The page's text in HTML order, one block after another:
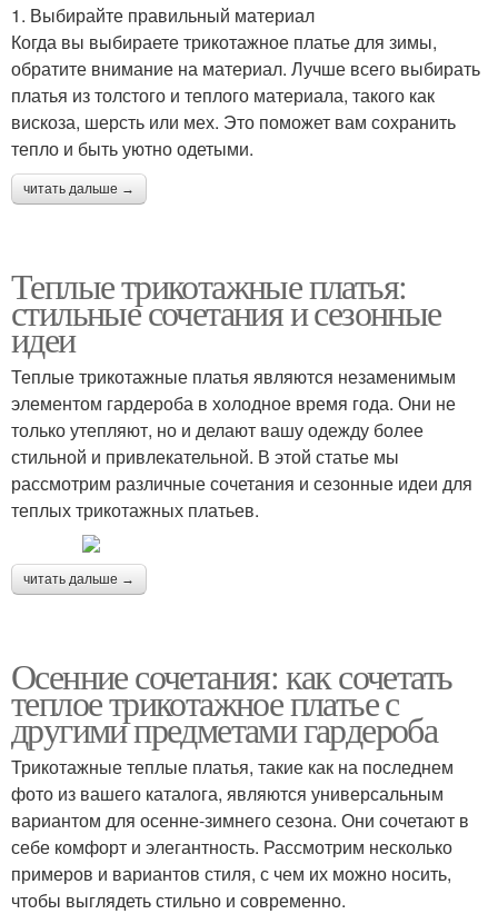
1. Выбирайте правильный материал
Когда вы выбираете трикотажное платье для зимы,
обратите внимание на материал. Лучше всего выбирать
платья из толстого и теплого материала, такого как
вискоза, шерсть или мех. Это поможет вам сохранить
тепло и быть уютно одетыми.
читать дальше →
Теплые трикотажные платья:
стильные сочетания и сезонные
идеи
Теплые трикотажные платья являются незаменимым
элементом гардероба в холодное время года. Они не
только утепляют, но и делают вашу одежду более
стильной и привлекательной. В этой статье мы
рассмотрим различные сочетания и сезонные идеи для
теплых трикотажных платьев.
читать дальше →
Осенние сочетания: как сочетать
теплое трикотажное платье с
другими предметами гардероба
Трикотажные теплые платья, такие как на последнем
фото из вашего каталога, являются универсальным
вариантом для осенне-зимнего сезона. Они сочетают в
себе комфорт и элегантность. Рассмотрим несколько
примеров и вариантов стиля, с чем их можно носить,
чтобы выглядеть стильно и современно.